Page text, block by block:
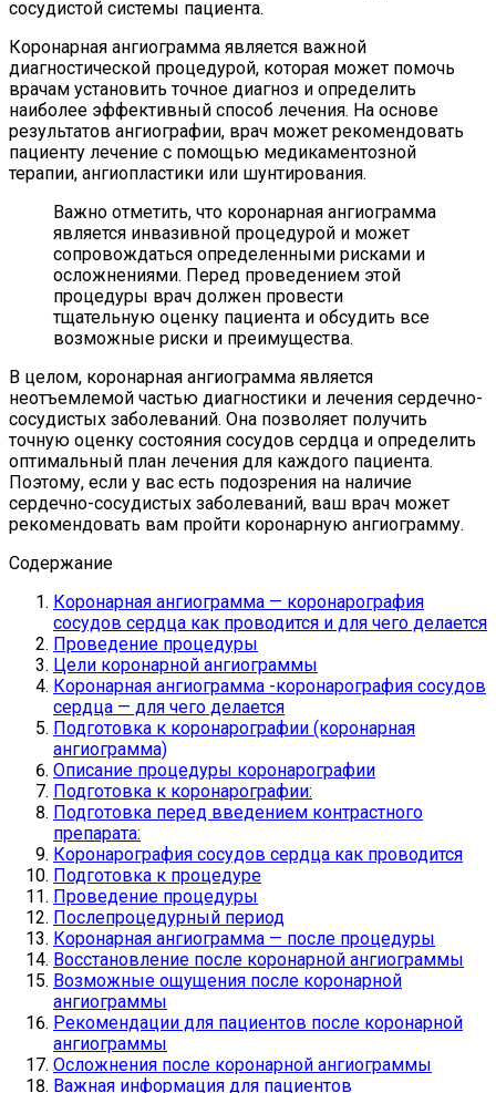
сосудистой системы пациента.
Коронарная ангиограмма является важной
диагностической процедурой, которая может помочь
врачам установить точное диагноз и определить
наиболее эффективный способ лечения. На основе
результатов ангиографии, врач может рекомендовать
пациенту лечение с помощью медикаментозной
терапии, ангиопластики или шунтирования.
Важно отметить, что коронарная ангиограмма
является инвазивной процедурой и может
сопровождаться определенными рисками и
осложнениями. Перед проведением этой
процедуры врач должен провести
тщательную оценку пациента и обсудить все
возможные риски и преимущества.
В целом, коронарная ангиограмма является
неотъемлемой частью диагностики и лечения сердечно-
сосудистых заболеваний. Она позволяет получить
точную оценку состояния сосудов сердца и определить
оптимальный план лечения для каждого пациента.
Поэтому, если у вас есть подозрения на наличие
сердечно-сосудистых заболеваний, ваш врач может
рекомендовать вам пройти коронарную ангиограмму.
Содержание
Коронарная ангиограмма — коронарография
сосудов сердца как проводится и для чего делается
Проведение процедуры
Цели коронарной ангиограммы
Коронарная ангиограмма -коронарография сосудов
сердца — для чего делается
Подготовка к коронарографии (коронарная
ангиограмма)
Описание процедуры коронарографии
Подготовка к коронарографии:
Подготовка перед введением контрастного
препарата:
Коронарография сосудов сердца как проводится
Подготовка к процедуре
Проведение процедуры
Послепроцедурный период
Коронарная ангиограмма — после процедуры
Восстановление после коронарной ангиограммы
Возможные ощущения после коронарной
ангиограммы
Рекомендации для пациентов после коронарной
ангиограммы
Осложнения после коронарной ангиограммы
Важная информация для пациентов